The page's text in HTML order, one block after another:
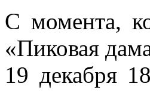
С момента,
«Пиковая
19 декабря